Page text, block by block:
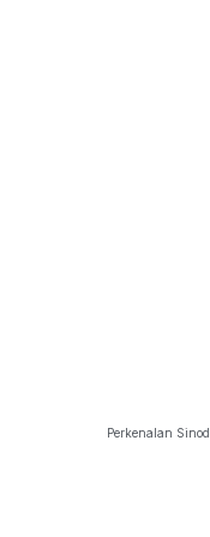
Perkenalan